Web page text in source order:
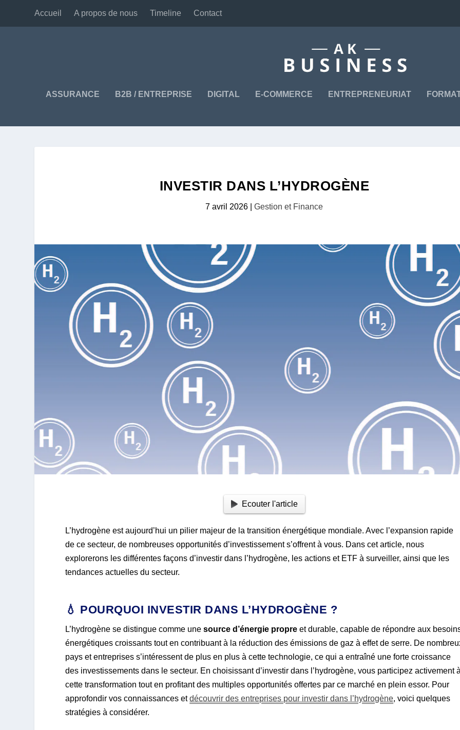
Accueil A propos de nous Timeline Contact
ASSURANCE B2B / ENTREPRISE DIGITAL E-COMMERCE ENTREPRENEURIAT
INVESTIR DANS L’HYDROGÈNE
7 avril 2026 |Gestion et Finance
Ecouter l'article
L’hydrogène est aujourd’hui un pilier majeur de la transition énergétique mondiale. Avec l’expansion rapide
de ce secteur, de nombreuses opportunités d’investissement s’offrent à vous. Dans cet article, nous
explorerons les différentes façons d’investir dans l’hydrogène, les actions et ETF à surveiller, ainsi que les
tendances actuelles du secteur.
💧 POURQUOI INVESTIR DANS L’HYDROGÈNE ?
L’hydrogène se distingue comme unesource d’énergie propre et durable, capable de répondre aux
énergétiques croissants tout en contribuant à la réduction des émissions de gaz à effet de serre. De
pays et entreprises s’intéressent de plus en plus à cette technologie, ce qui a entraîné une forte croissance
des investissements dans le secteur. En choisissant d’investir dans l’hydrogène, vous participez activement
cette transformation tout en profitant des multiples opportunités offertes par ce marché en plein essor. Pour
approfondir vos connaissances etdécouvrir des entreprises pour investir dans l’hydrogène, voici quelques
stratégies à considérer.